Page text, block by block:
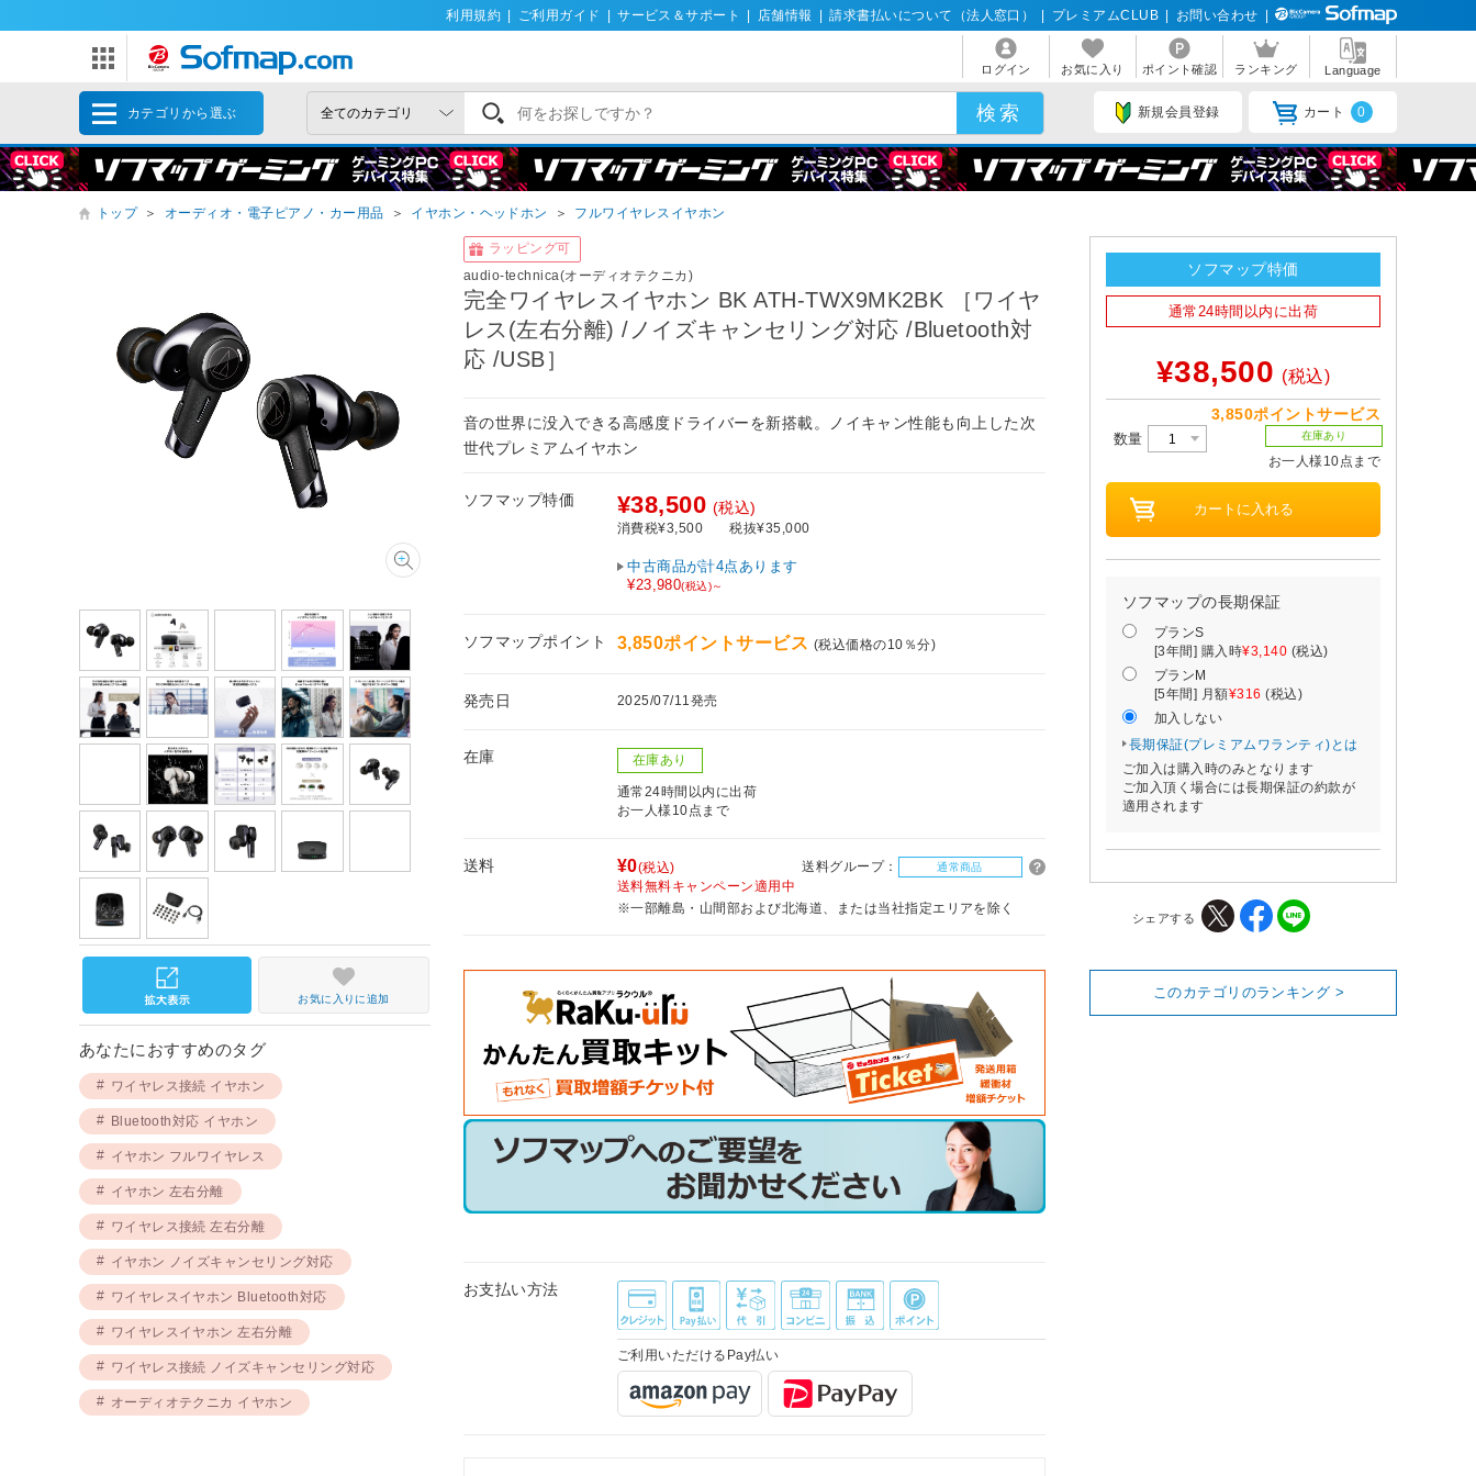
利用規約 ご利用ガイド サービス＆サポート 店舗情報 請求書払いについて（法人窓口） プレミアムCLUB お問い合わせ
ログイン お気に入り ポイント確認 ランキング Language
カテゴリから選ぶ 新規会員登録 カート 0
トップ ＞ オーディオ・電子ピアノ・カー用品 ＞ イヤホン・ヘッドホン ＞ フルワイヤレスイヤホン
ラッピング可
audio-technica(オーディオテクニカ)
完全ワイヤレスイヤホン BK ATH-TWX9MK2BK ［ワイヤ
レス(左右分離) /ノイズキャンセリング対応 /Bluetooth対
応 /USB］
音の世界に没入できる高感度ドライバーを新搭載。ノイキャン性能も向上した次
世代プレミアムイヤホン
ソフマップ特価 ¥38,500 (税込)
消費税¥3,500 税抜¥35,000
中古商品が計4点あります
¥23,980(税込)～
ソフマップポイント 3,850ポイントサービス (税込価格の10％分)
発売日 2025/07/11発売
在庫 在庫あり
通常24時間以内に出荷
お一人様10点まで
送料 ¥0(税込) 送料グループ： 通常商品
送料無料キャンペーン適用中
※一部離島・山間部および北海道、または当社指定エリアを除く
お支払い方法
ご利用いただけるPay払い
お気に入りに追加
あなたにおすすめのタグ
ワイヤレス接続 イヤホン
Bluetooth対応 イヤホン
イヤホン フルワイヤレス
イヤホン 左右分離
ワイヤレス接続 左右分離
イヤホン ノイズキャンセリング対応
ワイヤレスイヤホン Bluetooth対応
ワイヤレスイヤホン 左右分離
ワイヤレス接続 ノイズキャンセリング対応
オーディオテクニカ イヤホン
ソフマップ特価
通常24時間以内に出荷
¥38,500 (税込)
3,850ポイントサービス
数量 在庫あり
お一人様10点まで
ソフマップの長期保証
プランS
[3年間] 購入時¥3,140 (税込)
プランM
[5年間] 月額¥316 (税込)
加入しない
長期保証(プレミアムワランティ)とは
ご加入は購入時のみとなります
ご加入頂く場合には長期保証の約款が
適用されます
シェアする
このカテゴリのランキング >